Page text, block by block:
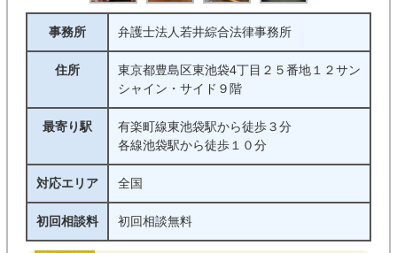
事務所 弁護士法人若井綜合法律事務所
住所
東京都豊島区東池袋4丁目２５番地１２サン
シャイン・サイド９階
最寄り駅
有楽町線東池袋駅から徒歩３分
各線池袋駅から徒歩１０分
対応エリア 全国
初回相談料 初回相談無料